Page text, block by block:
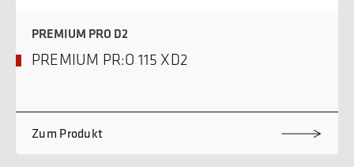
PREMIUM PRO D2
PREMIUM PR:O 115 XD2
Zum Produkt